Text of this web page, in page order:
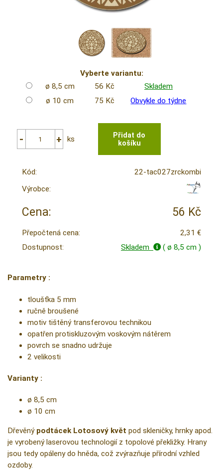
Vyberte variantu:
ø 8,5 cm
56 Kč
Skladem
ø 10 cm
75 Kč Obvykle do týdne
ks
Kód:
22-tac027zrckombi
Výrobce:
Cena: 56 Kč
Přepočtená cena:
2,31 €
Dostupnost:
Skladem ( ø 8,5 cm )
Parametry :
tloušťka 5 mm
ručně broušené
motiv tištěný transferovou technikou
opatřen protiskluzovým voskovým nátěrem
povrch se snadno udržuje
2 velikosti
Varianty :
ø 8,5 cm
ø 10 cm
Dřevěný podtácek Lotosový květ pod skleničky, hrnky apod.
je vyrobený laserovou technologií z topolové překližky. Hrany
jsou tedy opáleny do hněda, což zvýrazňuje přírodní vzhled
ozdoby.